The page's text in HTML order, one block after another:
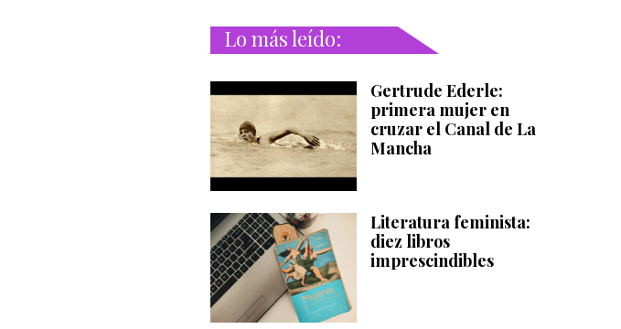
Lo más leído:
Gertrude Ederle:
primera mujer en
cruzar el Canal de La
Mancha
Literatura feminista:
diez libros
imprescindibles